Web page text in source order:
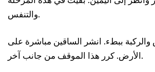
والتنفس.
والركبة ببطء. انشر الساقين مباشرة على
الأرض. كرر هذا الموقف من جانب آخر.